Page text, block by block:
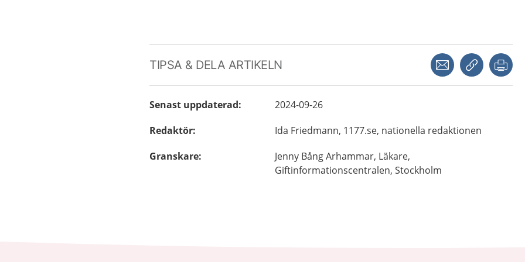
TIPSA & DELA ARTIKELN Dela via mejlKopiera länk
Senast uppdaterad:
2024-09-26
Redaktör: Ida Friedmann, 1177.se, nationella redaktionen
Granskare: Jenny Bång Arhammar, Läkare,
Giftinformationscentralen, Stockholm